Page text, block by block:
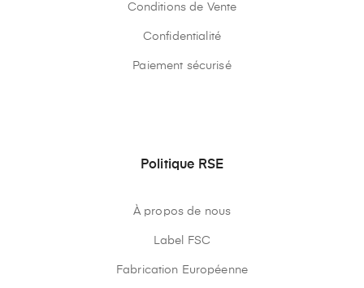
Conditions de Vente
Confidentialité
Paiement sécurisé
Politique RSE
À propos de nous
Label FSC
Fabrication Européenne